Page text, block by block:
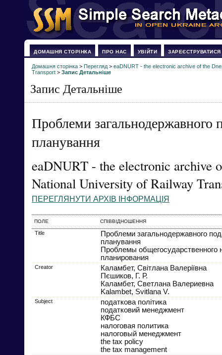
ДОМАШНЯ СТОРІНКА ПРО НАС УВІЙТИ ЗАРЕЄСТРУВАТИСЯ
Домашня сторінка > Перегляд > eaDNURT - the electronic archive of the
Transport > Запис Детальніше
Запис Детальніше
Проблеми загальнодержавного
планування
eaDNURT - the electronic archive
National University of Railway
ПЕРЕГЛЯНУТИ АРХІВ ІНФОРМАЦІЯ
ПОЛЕ СПІВВІДНОШЕННЯ
Title
Проблеми загальнодержавного
планування
Проблемы общегосударственного
планирования
Creator
Каламбет, Світлана Валеріївна
Пєшиков, Г. Р.
Каламбет, Светлана Валериевна
Kalambet, Svitlana V.
Subject
податкова політика
податковий менеджмент
КФБС
налоговая политика
налоговый менеджмент
the tax policy
the tax management